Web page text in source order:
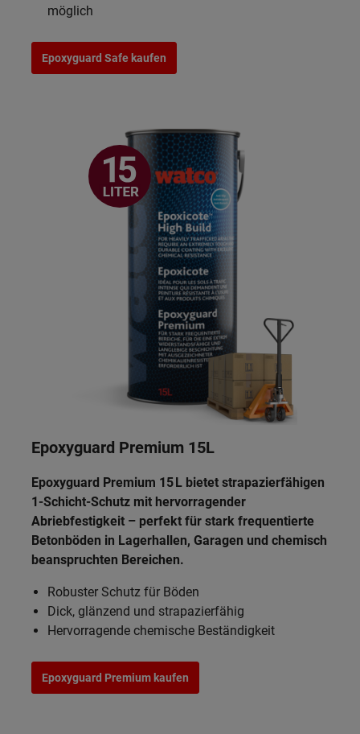
möglich
Epoxyguard Safe kaufen
Epoxyguard Premium 15L
Epoxyguard Premium 15 L bietet strapazierfähigen
1-Schicht-Schutz mit hervorragender
Abriebfestigkeit – perfekt für stark frequentierte
Betonböden in Lagerhallen, Garagen und chemisch
beanspruchten Bereichen.
Robuster Schutz für Böden
Dick, glänzend und strapazierfähig
Hervorragende chemische Beständigkeit
Epoxyguard Premium kaufen